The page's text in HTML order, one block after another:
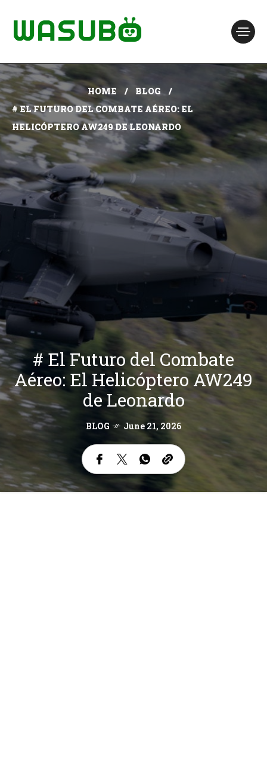
HOME
BLOG
# EL FUTURO DEL COMBATE AÉREO: EL
HELICÓPTERO AW249 DE LEONARDO
# El Futuro del Combate
Aéreo: El Helicóptero AW249
de Leonardo
BLOG June 21, 2026